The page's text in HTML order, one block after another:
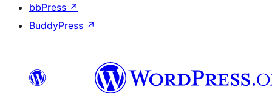
bbPress ↗
BuddyPress ↗